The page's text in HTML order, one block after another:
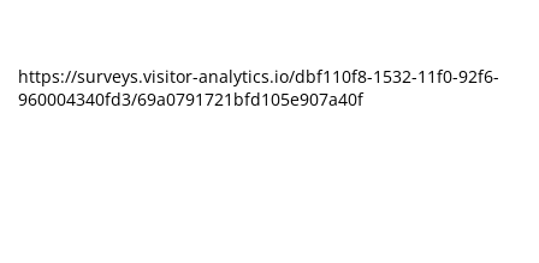
https://surveys.visitor-analytics.io/dbf110f8-1532-11f0-92f6-
960004340fd3/69a0791721bfd105e907a40f